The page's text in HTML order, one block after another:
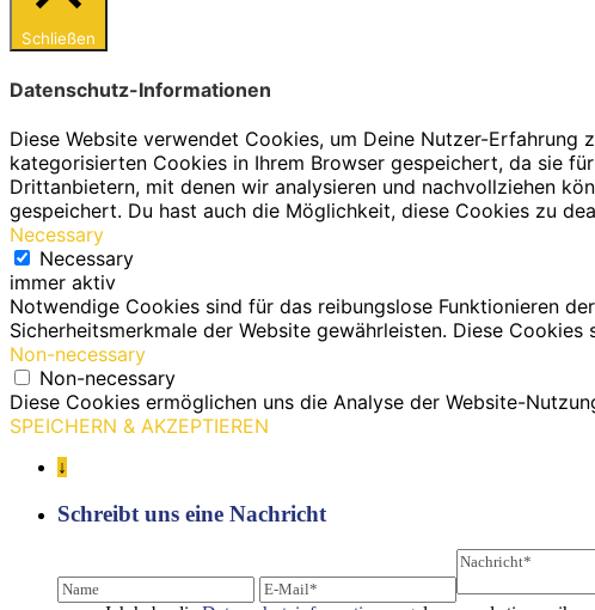
Schließen
Datenschutz-Informationen
Diese Website verwendet Cookies, um Deine Nutzer-
kategorisierten Cookies in Ihrem Browser gespeichert, da sie
Drittanbietern, mit denen wir analysieren und nachvollziehen
gespeichert. Du hast auch die Möglichkeit, diese Cookies zu
Necessary
Necessary
immer aktiv
Notwendige Cookies sind für das reibungslose Funktionieren
Sicherheitsmerkmale der Website gewährleisten. Diese
Non-necessary
Non-necessary
Diese Cookies ermöglichen uns die Analyse der Website-
SPEICHERN & AKZEPTIEREN
↓
Schreibt uns eine Nachricht